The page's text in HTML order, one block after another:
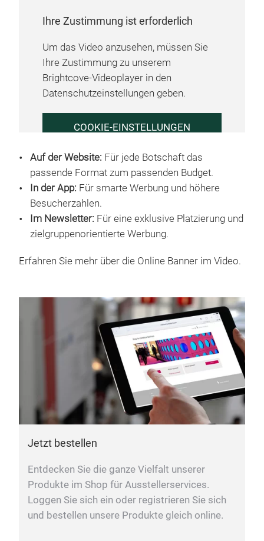
Ihre Zustimmung ist erforderlich
Um das Video anzusehen, müssen Sie
Ihre Zustimmung zu unserem
Brightcove-Videoplayer in den
Datenschutzeinstellungen geben.
COOKIE-EINSTELLUNGEN
Auf der Website: Für jede Botschaft das
passende Format zum passenden Budget.
In der App: Für smarte Werbung und höhere
Besucherzahlen.
Im Newsletter: Für eine exklusive Platzierung und
zielgruppenorientierte Werbung.
Erfahren Sie mehr über die Online Banner im Video.
Jetzt bestellen
Entdecken Sie die ganze Vielfalt unserer
Produkte im Shop für Ausstellerservices.
Loggen Sie sich ein oder registrieren Sie sich
und bestellen unsere Produkte gleich online.